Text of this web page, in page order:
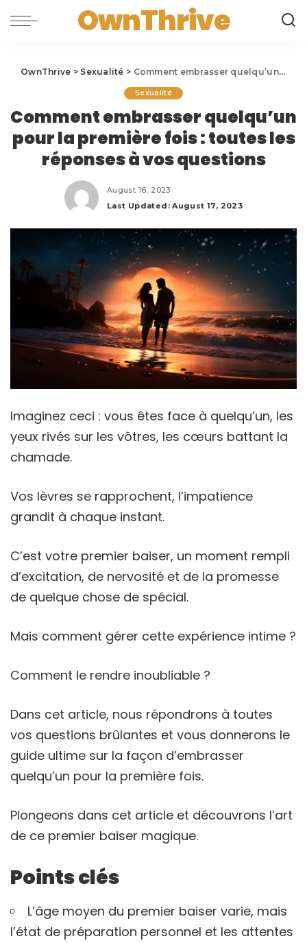
OwnThrive
OwnThrive > Sexualité > Comment embrasser quelqu’un pour la première fois : toutes les réponses à vos questions
Sexualité
Comment embrasser quelqu’un
pour la première fois : toutes les
réponses à vos questions
August 16, 2023
Last Updated: August 17, 2023
Imaginez ceci : vous êtes face à quelqu’un, les
yeux rivés sur les vôtres, les cœurs battant la
chamade.
Vos lèvres se rapprochent, l’impatience
grandit à chaque instant.
C’est votre premier baiser, un moment rempli
d’excitation, de nervosité et de la promesse
de quelque chose de spécial.
Mais comment gérer cette expérience intime ?
Comment le rendre inoubliable ?
Dans cet article, nous répondrons à toutes
vos questions brûlantes et vous donnerons le
guide ultime sur la façon d’embrasser
quelqu’un pour la première fois.
Plongeons dans cet article et découvrons l’art
de ce premier baiser magique.
Points clés
L’âge moyen du premier baiser varie, mais
l’état de préparation personnel et les attentes